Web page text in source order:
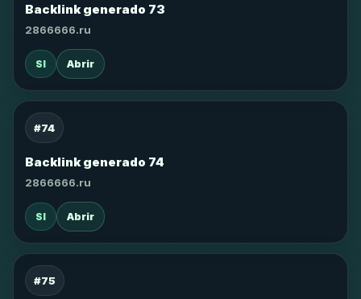
Backlink generado 73
2866666.ru
SI Abrir
#74
Backlink generado 74
2866666.ru
SI Abrir
#75